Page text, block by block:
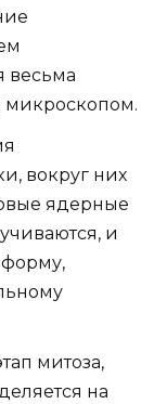
весьма
вокруг них
ядерные
и
форму,
митоза,
на